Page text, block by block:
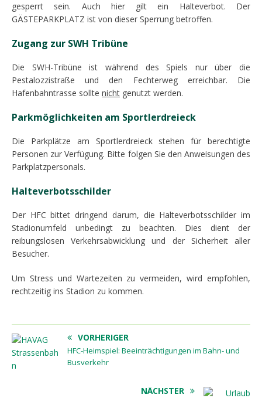
gesperrt sein. Auch hier gilt ein Halteverbot. Der
GÄSTEPARKPLATZ ist von dieser Sperrung betroffen.
Zugang zur SWH Tribüne
Die SWH-Tribüne ist während des Spiels nur über die
Pestalozzistraße und den Fechterweg erreichbar. Die
Hafenbahntrasse sollte nicht genutzt werden.
Parkmöglichkeiten am Sportlerdreieck
Die Parkplätze am Sportlerdreieck stehen für berechtigte
Personen zur Verfügung. Bitte folgen Sie den Anweisungen des
Parkplatzpersonals.
Halteverbotsschilder
Der HFC bittet dringend darum, die Halteverbotsschilder im
Stadionumfeld unbedingt zu beachten. Dies dient der
reibungslosen Verkehrsabwicklung und der Sicherheit aller
Besucher.
Um Stress und Wartezeiten zu vermeiden, wird empfohlen,
rechtzeitig ins Stadion zu kommen.
VORHERIGER
HFC-Heimspiel: Beeinträchtigungen im Bahn- und
Busverkehr
NÄCHSTER